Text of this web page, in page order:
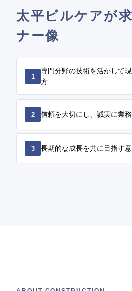
太平ビルケアが
ナー像
1
専門分野の技術を活かして
方
2 信頼を大切にし、誠実に業
3 長期的な成長を共に目指す